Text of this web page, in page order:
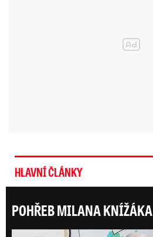
HLAVNÍ ČLÁNKY
POHŘEB MILANA KNÍŽÁKA